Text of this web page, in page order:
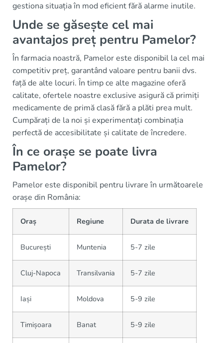
gestiona situația în mod eficient fără alarme inutile.
Unde se găsește cel mai
avantajos preț pentru Pamelor?
În farmacia noastră, Pamelor este disponibil la cel mai
competitiv preț, garantând valoare pentru banii dvs.
față de alte locuri. În timp ce alte magazine oferă
calitate, ofertele noastre exclusive asigură că primiți
medicamente de primă clasă fără a plăti prea mult.
Cumpărați de la noi și experimentați combinația
perfectă de accesibilitate și calitate de încredere.
În ce orașe se poate livra
Pamelor?
Pamelor este disponibil pentru livrare în următoarele
orașe din România:
Oraș Regiune Durata de livrare
București Muntenia 5-7 zile
Cluj-Napoca Transilvania 5-7 zile
Iași Moldova 5-9 zile
Timișoara Banat 5-9 zile